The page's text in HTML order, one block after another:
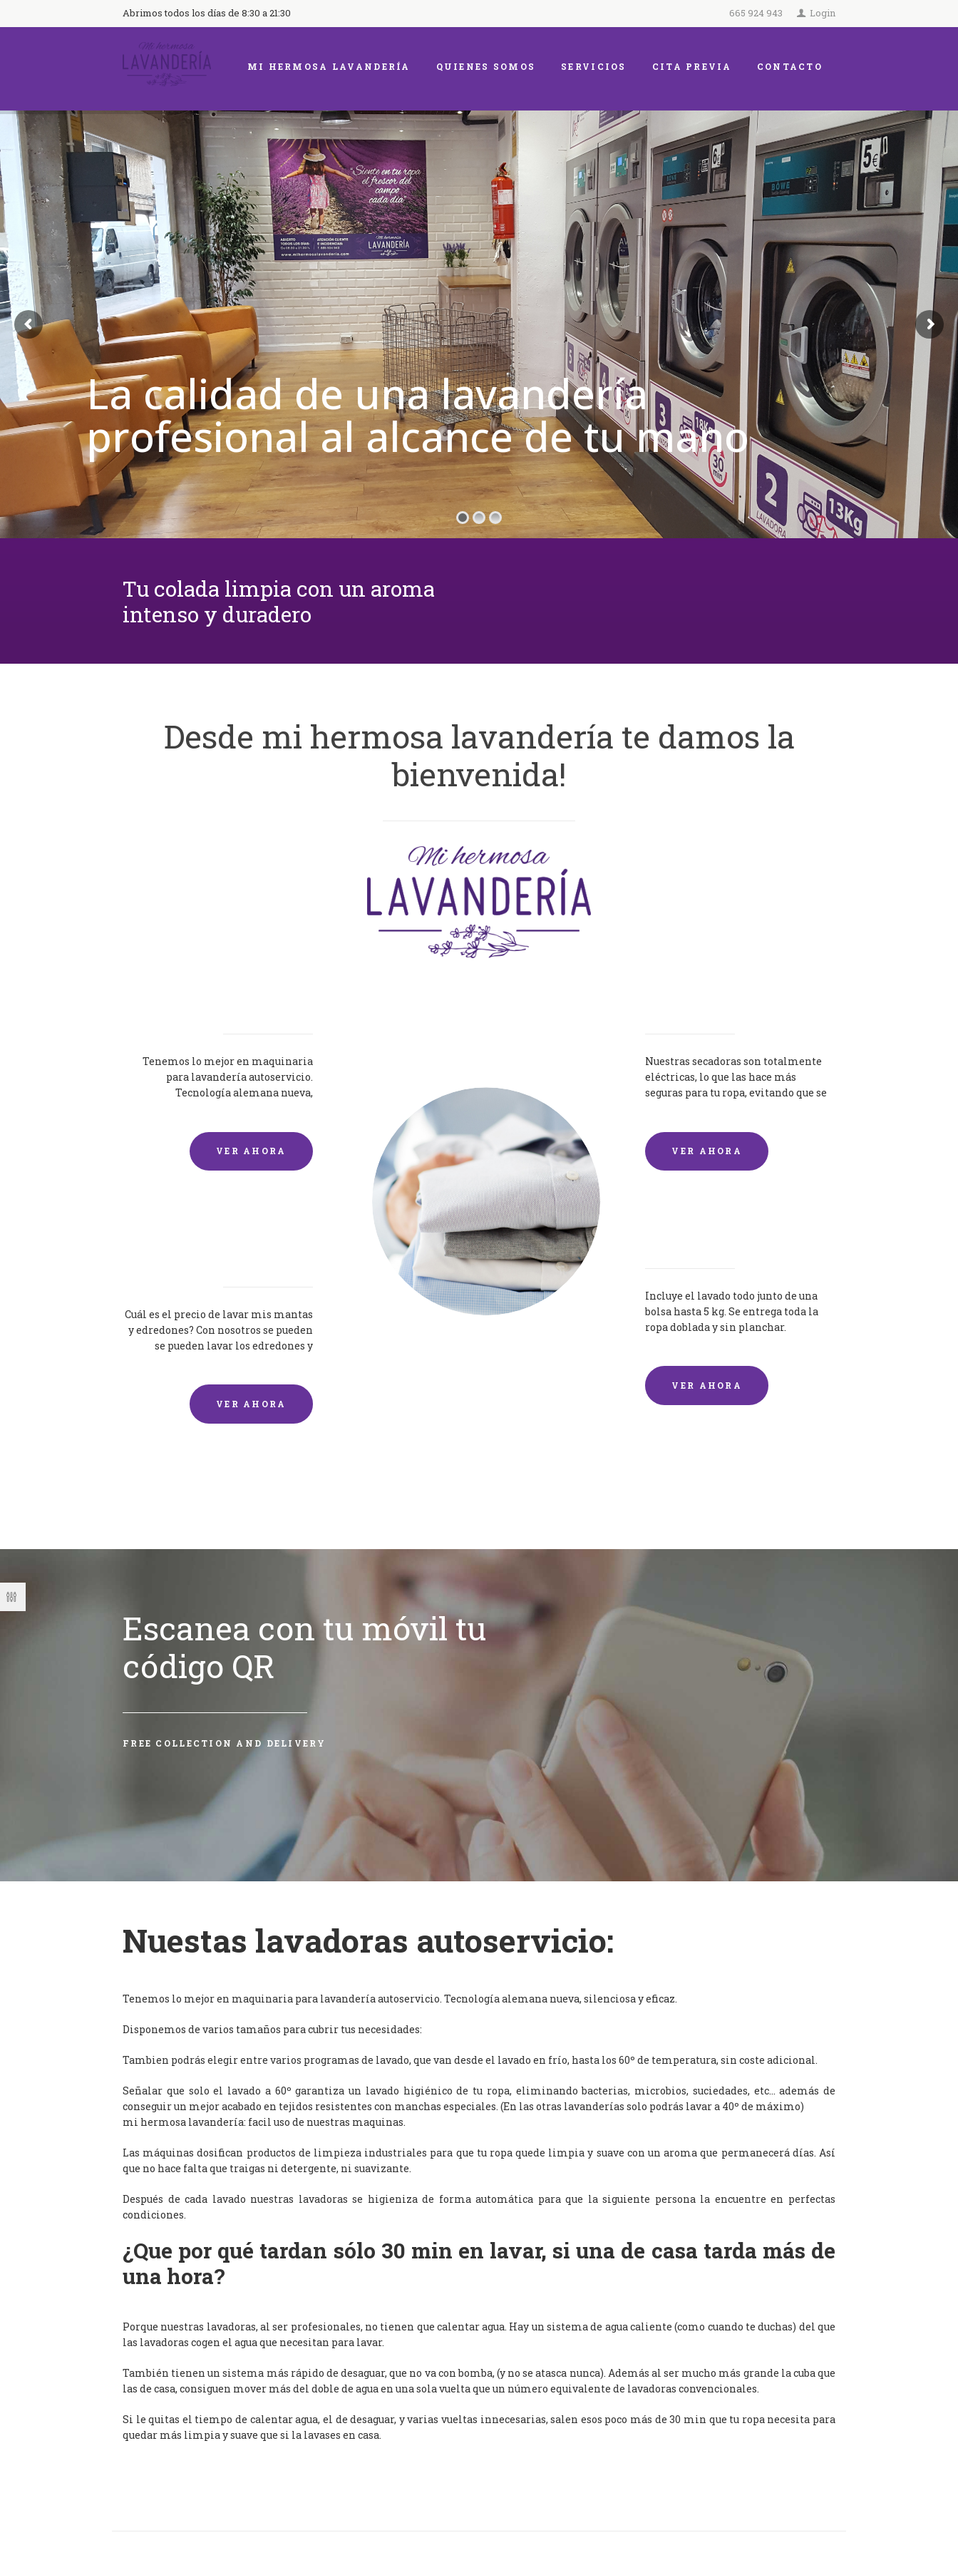
Abrimos todos los días de 8:30 a 21:30 665 924 943 Login
MI HERMOSA LAVANDERÍA QUIENES SOMOS SERVICIOS CITA PREVIA CONTACTO
La calidad de una lavandería
profesional al alcance de tu mano
Tu colada limpia con un aroma
intenso y duradero
Desde mi hermosa lavandería te damos la
bienvenida!
Tenemos lo mejor en maquinaria
para lavandería autoservicio.
Tecnología alemana nueva,
VER AHORA
Nuestras secadoras son totalmente
eléctricas, lo que las hace más
seguras para tu ropa, evitando que se
VER AHORA
Cuál es el precio de lavar mis mantas
y edredones? Con nosotros se pueden
se pueden lavar los edredones y
VER AHORA
Incluye el lavado todo junto de una
bolsa hasta 5 kg. Se entrega toda la
ropa doblada y sin planchar.
VER AHORA
Escanea con tu móvil tu
código QR
FREE COLLECTION AND DELIVERY
Nuestas lavadoras autoservicio:
Tenemos lo mejor en maquinaria para lavandería autoservicio. Tecnología alemana nueva, silenciosa y eficaz.
Disponemos de varios tamaños para cubrir tus necesidades:
Tambien podrás elegir entre varios programas de lavado, que van desde el lavado en frío, hasta los 60º de temperatura, sin coste adicional.
Señalar que solo el lavado a 60º garantiza un lavado higiénico de tu ropa, eliminando bacterias, microbios, suciedades, etc… además de
conseguir un mejor acabado en tejidos resistentes con manchas especiales. (En las otras lavanderías solo podrás lavar a 40º de máximo)
mi hermosa lavandería: facil uso de nuestras maquinas.
Las máquinas dosifican productos de limpieza industriales para que tu ropa quede limpia y suave con un aroma que permanecerá días. Así
que no hace falta que traigas ni detergente, ni suavizante.
Después de cada lavado nuestras lavadoras se higieniza de forma automática para que la siguiente persona la encuentre en perfectas
condiciones.
¿Que por qué tardan sólo 30 min en lavar, si una de casa tarda más de
una hora?
Porque nuestras lavadoras, al ser profesionales, no tienen que calentar agua. Hay un sistema de agua caliente (como cuando te duchas) del que
las lavadoras cogen el agua que necesitan para lavar.
También tienen un sistema más rápido de desaguar, que no va con bomba, (y no se atasca nunca). Además al ser mucho más grande la cuba que
las de casa, consiguen mover más del doble de agua en una sola vuelta que un número equivalente de lavadoras convencionales.
Si le quitas el tiempo de calentar agua, el de desaguar, y varias vueltas innecesarias, salen esos poco más de 30 min que tu ropa necesita para
quedar más limpia y suave que si la lavases en casa.